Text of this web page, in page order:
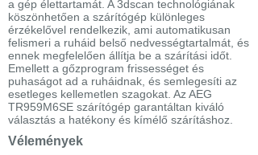
a gép élettartamát. A 3dscan technológiának
köszönhetően a szárítógép különleges
érzékelővel rendelkezik, ami automatikusan
felismeri a ruháid belső nedvességtartalmát, és
ennek megfelelően állítja be a szárítási időt.
Emellett a gőzprogram frissességet és
puhaságot ad a ruháidnak, és semlegesíti az
esetleges kellemetlen szagokat. Az AEG
TR959M6SE szárítógép garantáltan kiváló
választás a hatékony és kímélő szárításhoz.
Vélemények